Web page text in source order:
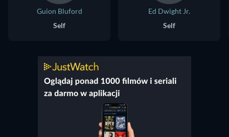
Guion Bluford
Self
Ed Dwight Jr.
Self